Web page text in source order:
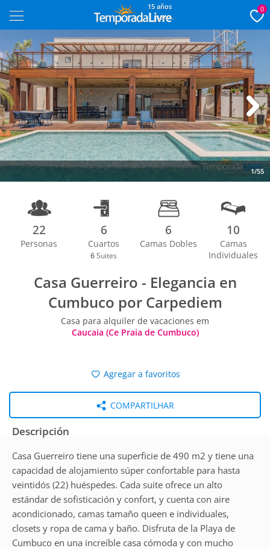
15 años 0
1/55
Next
22
Personas
6
Cuartos
6 Suites
6
Camas Dobles
10
Camas
Individuales
Casa Guerreiro - Elegancia en
Cumbuco por Carpediem
Casa para alquiler de vacaciones em
Caucaia (Ce Praia de Cumbuco)
Agregar a favoritos
COMPARTILHAR
Descripción
Casa Guerreiro tiene una superficie de 490 m2 y tiene una
capacidad de alojamiento súper confortable para hasta
veintidós (22) huéspedes. Cada suite ofrece un alto
estándar de sofisticación y confort, y cuenta con aire
acondicionado, camas tamaño queen e individuales,
closets y ropa de cama y baño. Disfruta de la Playa de
Cumbuco en una increíble casa cómoda y con mucho